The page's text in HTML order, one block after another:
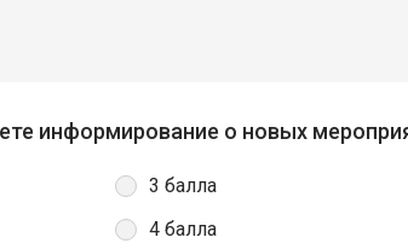
информирование о новых
3 балла
4 балла